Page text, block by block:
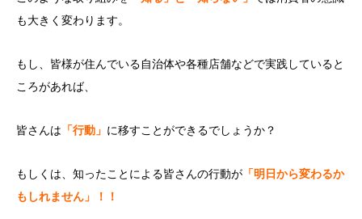
も大きく変わります。
もし、皆様が住んでいる自治体や各種店舗などで実践していると
ころがあれば、
皆さんは 「行動」 に移すことができるでしょうか？
もしくは、知ったことによる皆さんの行動が 「明日から変わるか
もしれません」！！